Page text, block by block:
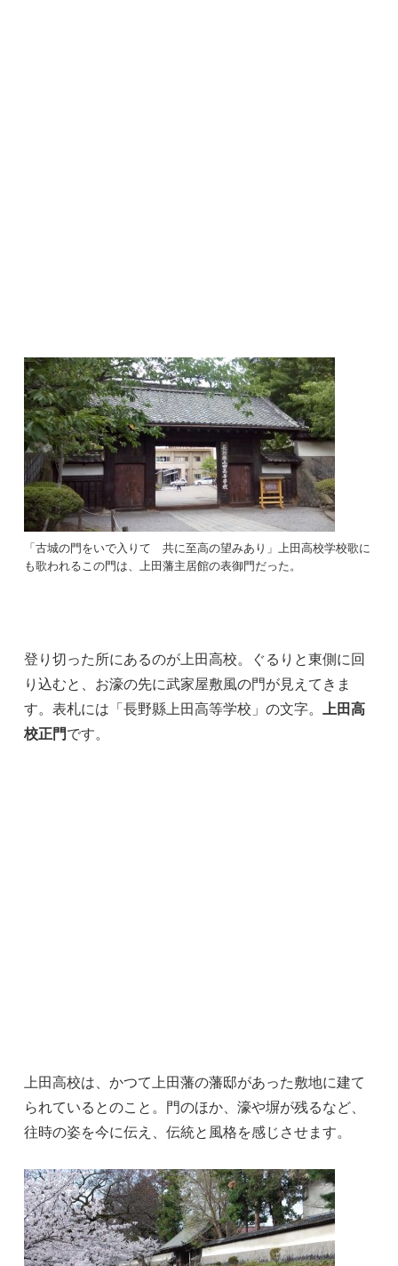
「古城の門をいで入りて 共に至高の望みあり」上田高校学校歌に
も歌われるこの門は、上田藩主居館の表御門だった。
登り切った所にあるのが上田高校。ぐるりと東側に回
り込むと、お濠の先に武家屋敷風の門が見えてきま
す。表札には「長野縣上田高等学校」の文字。
上田高
校正門です。
上田高校は、かつて上田藩の藩邸があった敷地に建て
られているとのこと。門のほか、濠や塀が残るなど、
往時の姿を今に伝え、伝統と風格を感じさせます。